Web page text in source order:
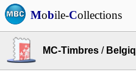
Mobile-Collections
MC-Timbres /